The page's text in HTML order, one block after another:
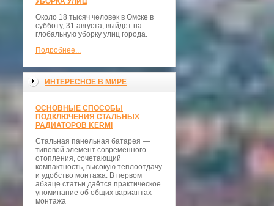
Около 18 тысяч человек в Омске в
субботу, 31 августа, выйдет на
глобальную уборку улиц города.
Подробнее...
ИНТЕРЕСНОЕ В МИРЕ
ОСНОВНЫЕ СПОСОБЫ
ПОДКЛЮЧЕНИЯ СТАЛЬНЫХ
РАДИАТОРОВ KERMI
Стальная панельная батарея —
типовой элемент современного
отопления, сочетающий
компактность, высокую теплоотдачу
и удобство монтажа. В первом
абзаце статьи даётся практическое
упоминание об общих вариантах
монтажа